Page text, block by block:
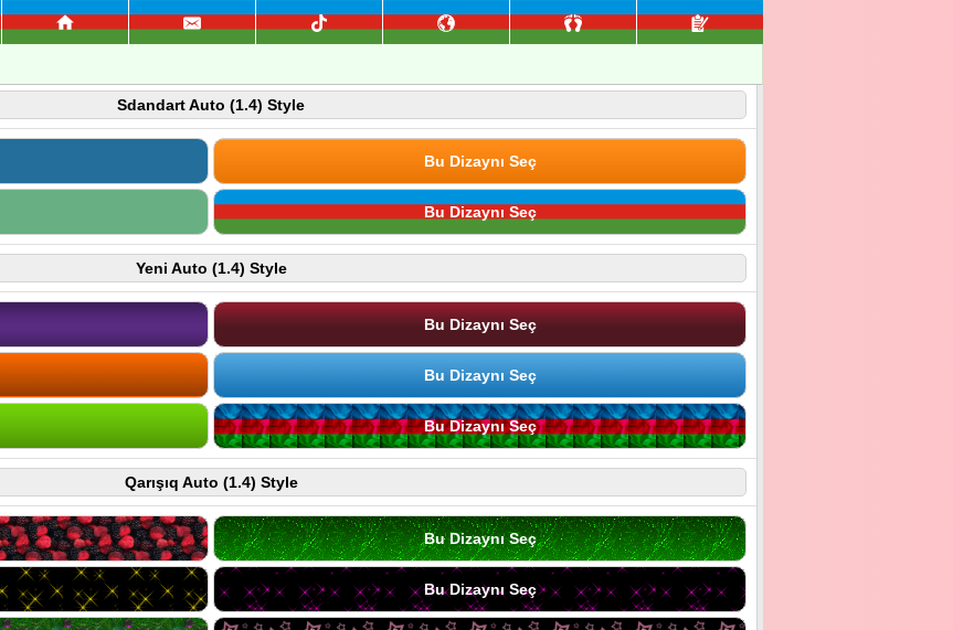
Sdandart Auto (1.4) Style
Bu Dizaynı Seç
Bu Dizaynı Seç
Yeni Auto (1.4) Style
Bu Dizaynı Seç
Bu Dizaynı Seç
Bu Dizaynı Seç
Qarışıq Auto (1.4) Style
Bu Dizaynı Seç
Bu Dizaynı Seç